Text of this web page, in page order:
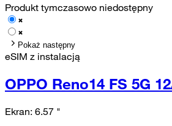
Produkt tymczasowo niedostępny
Pokaż następny
eSIM z instalacją
OPPO Reno14 FS 5G
Ekran: 6.57 "